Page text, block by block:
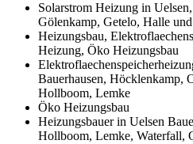
Solarstrom Heizung in
Gölenkamp, Getelo, Halle
Heizungsbau,
Heizung, Öko Heizungsbau
Bauerhausen, Höcklenkamp,
Hollboom, Lemke
Öko Heizungsbau
Heizungsbauer in Uelsen
Hollboom, Lemke, Waterfall,